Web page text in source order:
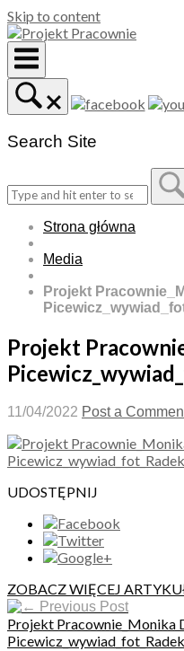
Skip to content
Search Site
Strona główna
Media
Projekt
Projekt
11/04/2022 Post a
UDOSTĘPNIJ
ZOBACZ WIĘCEJ
Previous Post
Projekt Pracownie_Monika